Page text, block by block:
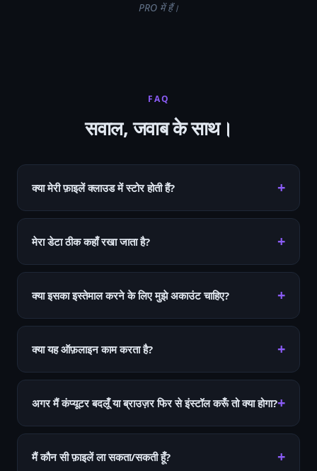
PRO में हैं।
FAQ
सवाल, जवाब के साथ।
क्या मेरी फ़ाइलें क्लाउड में स्टोर होती हैं?
मेरा डेटा ठीक कहाँ रखा जाता है?
क्या इसका इस्तेमाल करने के लिए मुझे अकाउंट चाहिए?
क्या यह ऑफ़लाइन काम करता है?
अगर मैं कंप्यूटर बदलूँ या ब्राउज़र फिर से इंस्टॉल करूँ तो क्या होगा?
मैं कौन सी फ़ाइलें ला सकता/सकती हूँ?